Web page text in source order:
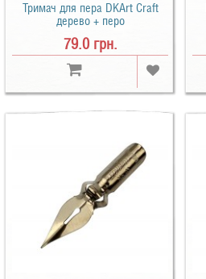
Тримач для пера DKArt Craft
дерево + перо
79.0 грн.